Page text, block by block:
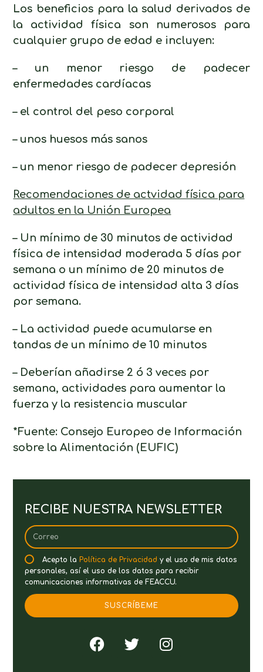
Los beneficios para la salud derivados de
la actividad física son numerosos para
cualquier grupo de edad e incluyen:
– un menor riesgo de padecer
enfermedades cardíacas
– el control del peso corporal
– unos huesos más sanos
– un menor riesgo de padecer depresión
Recomendaciones de actvidad física para
adultos en la Unión Europea
– Un mínimo de 30 minutos de actividad
física de intensidad moderada 5 días por
semana o un mínimo de 20 minutos de
actividad física de intensidad alta 3 días
por semana.
– La actividad puede acumularse en
tandas de un mínimo de 10 minutos
– Deberían añadirse 2 ó 3 veces por
semana, actividades para aumentar la
fuerza y la resistencia muscular
*Fuente: Consejo Europeo de Información
sobre la Alimentación (EUFIC)
RECIBE NUESTRA NEWSLETTER
Acepto la Política de Privacidad y el uso de mis datos
personales, así el uso de los datos para recibir
comunicaciones informativas de FEACCU.
SUSCRÍBEME